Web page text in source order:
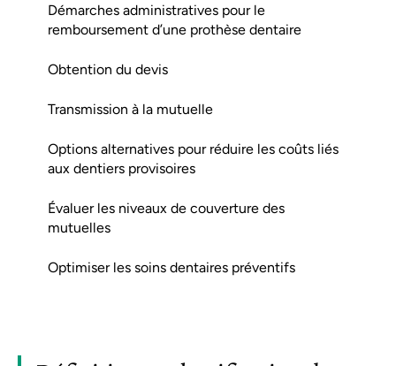
Démarches administratives pour le
remboursement d’une prothèse dentaire
Obtention du devis
Transmission à la mutuelle
Options alternatives pour réduire les coûts liés
aux dentiers provisoires
Évaluer les niveaux de couverture des
mutuelles
Optimiser les soins dentaires préventifs